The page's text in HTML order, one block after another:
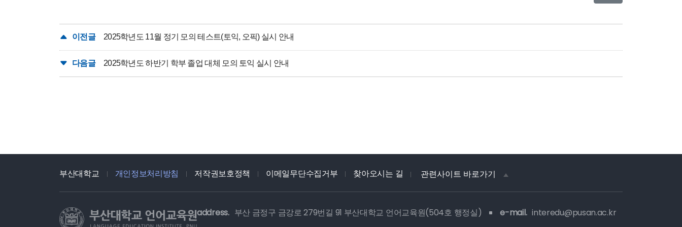
이전글 2025학년도 11월 정기 모의 테스트(토익, 오픽) 실시 안내
다음글 2025학년도 하반기 학부 졸업 대체 모의 토익 실시 안내
부산대학교 개인정보처리방침 저작권보호정책 이메일무단수집거부 찾아오시는 길 관련사이트 바로가기
address. 부산 금정구 금강로 279번길 91 부산대학교 언어교육원(504호 행정실) e-mail. interedu@pusan.ac.kr